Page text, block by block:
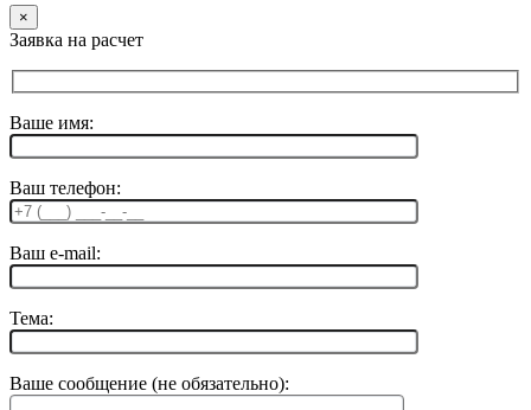
×
Заявка на расчет
Ваше имя:
Ваш телефон:
Ваш e-mail:
Тема:
Ваше сообщение (не обязательно):